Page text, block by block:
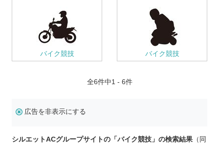
バイク競技 バイク競技
全6件中1 - 6件
広告を非表示にする
シルエットACグループサイトの「バイク競技」の検索結果 （同